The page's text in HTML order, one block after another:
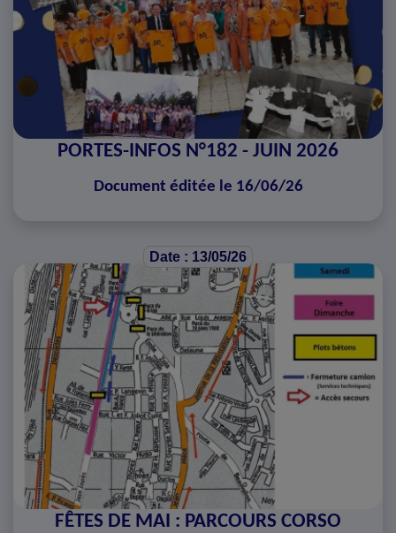
PORTES-INFOS N°182 - JUIN 2026
Document éditée le 16/06/26
Date : 13/05/26
FÊTES DE MAI : PARCOURS CORSO